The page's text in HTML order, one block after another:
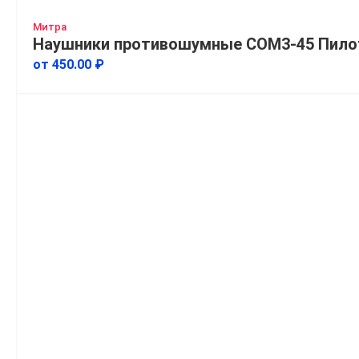
Митра
Наушники противошумные СОМ3-45
от 450.00 ₽